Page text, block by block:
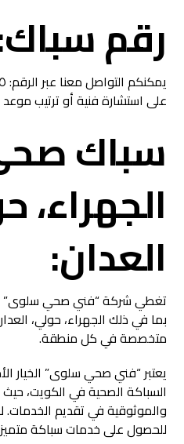
رقم
على استشارة فنية أو ترتيب
سباك
الجهراء،
العدان:
تغطي شركة “فني صحي سلوى”
بما في ذلك الجهراء، حولي،
متخصصة في كل منطقة.
يعتبر “فني صحي سلوى” الخيار
السباكة الصحية في الكويت،
والموثوقية في تقديم الخدمات.
للحصول على خدمات سباكة